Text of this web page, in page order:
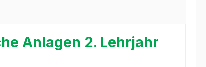
Anlagen 2. Lehrjahr